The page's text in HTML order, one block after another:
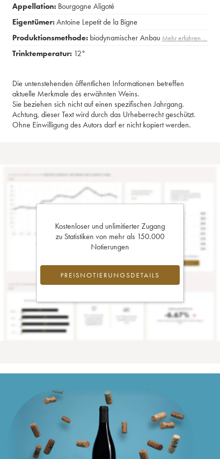
Appellation: Bourgogne Aligoté
Eigentümer:Antoine Lepetit de la Bigne
Produktionsmethode: biodynamischer Anbau Mehr erfahren …
Trinktemperatur: 12°
Die untenstehenden öffentlichen Informationen betreffen
aktuelle Merkmale des erwähnten Weins.
Sie beziehen sich nicht auf einen spezifischen Jahrgang.
Achtung, dieser Text wird durch das Urheberrecht geschützt.
Ohne Einwilligung des Autors darf er nicht kopiert werden.
Kostenloser und unlimitierter Zugang
zu Statistiken von mehr als 150.000
Notierungen
PREISNOTIERUNGSDETAILS